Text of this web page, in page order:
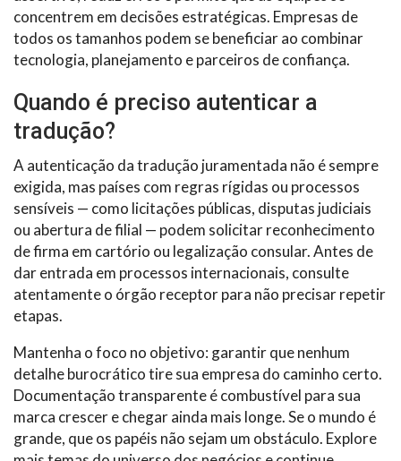
concentrem em decisões estratégicas. Empresas de
todos os tamanhos podem se beneficiar ao combinar
tecnologia, planejamento e parceiros de confiança.
Quando é preciso autenticar a
tradução?
A autenticação da tradução juramentada não é sempre
exigida, mas países com regras rígidas ou processos
sensíveis — como licitações públicas, disputas judiciais
ou abertura de filial — podem solicitar reconhecimento
de firma em cartório ou legalização consular. Antes de
dar entrada em processos internacionais, consulte
atentamente o órgão receptor para não precisar repetir
etapas.
Mantenha o foco no objetivo: garantir que nenhum
detalhe burocrático tire sua empresa do caminho certo.
Documentação transparente é combustível para sua
marca crescer e chegar ainda mais longe. Se o mundo é
grande, que os papéis não sejam um obstáculo. Explore